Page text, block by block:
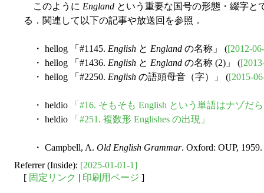
このように England という重要な国号の形態・綴字と
る．関連して以下の記事や放送回を参照．
・ hellog 「#1145. English と England の名称」 ([2012-
・ hellog 「#1436. English と England の名称 (2)」 (
・ hellog 「#2250. English の語頭母音（字）」 ([2015-
・ heldio
「#16. そもそも English という単語はナゾだ
・ heldio
「#251. 複数形 Englishes の出現」
・ Campbell, A. Old English Grammar. Oxford: OUP, 1959.
Referrer (Inside): [2025-01-01-1]
[ 固定リンク | 印刷用ページ ]